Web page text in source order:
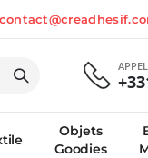
Objets
Goodies